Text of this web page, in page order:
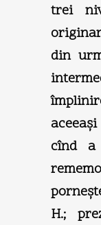
trei
din
cînd a
H.;